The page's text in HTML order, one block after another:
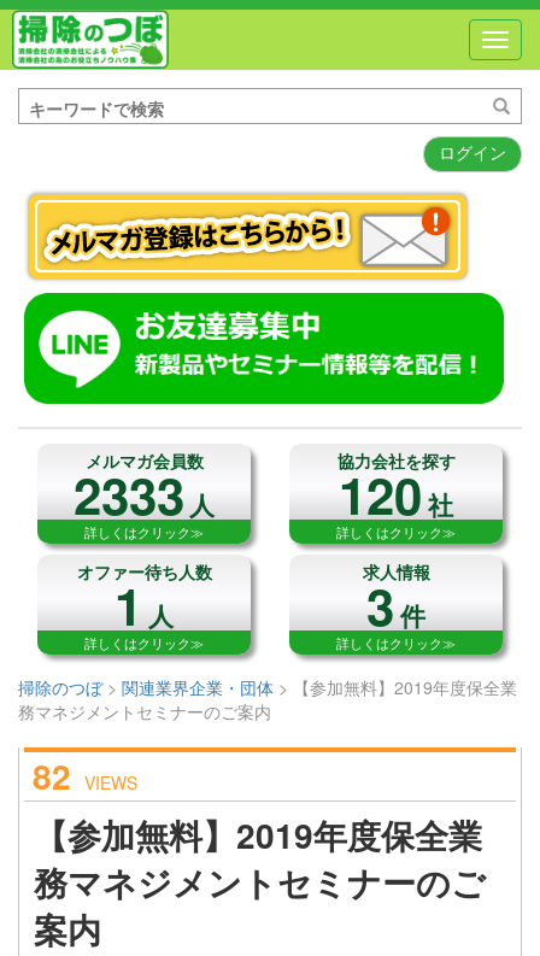
ログイン
メルマガ会員数
2333人
詳しくはクリック≫
協力会社を探す
120社
詳しくはクリック≫
オファー待ち人数
1人
詳しくはクリック≫
求人情報
3件
詳しくはクリック≫
掃除のつぼ> 関連業界企業・団体 >
【参加無料】2019年度保全業
務マネジメントセミナーのご案内
82 VIEWS
【参加無料】2019年度保全業
務マネジメントセミナーのご
案内